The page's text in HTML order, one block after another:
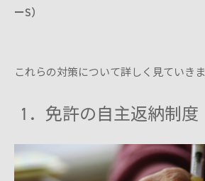
ーS）
これらの対策について詳しく見ていきま
1．免許の自主返納制度